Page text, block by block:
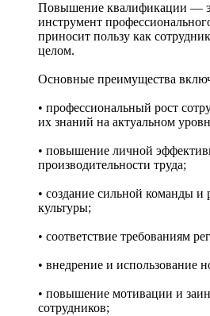
Повышение квалификации —
инструмент
приносит пользу как
целом.
Основные преимущества
• профессиональный рост
их знаний на актуальном
• повышение личной
производительности труда;
• создание сильной команды и
культуры;
• соответствие требованиям
• внедрение и использование
• повышение мотивации и
сотрудников;